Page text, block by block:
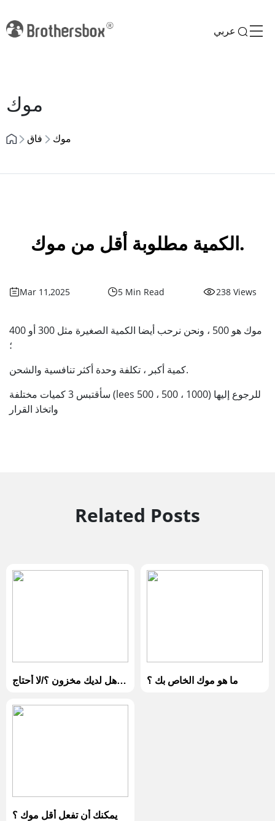
عربي
موك
فاق موك
الكمية مطلوبة أقل من موك.
Mar 11,2025 5 Min Read 238 Views
موك هو 500 ، ونحن نرحب أيضا الكمية الصغيرة مثل 300 أو 400
؛
كمية أكبر ، تكلفة وحدة أكثر تنافسية والشحن.
سأقتبس 3 كميات مختلفة (lees 500 ، 500 ، 1000) للرجوع إليها
واتخاذ القرار
Related Posts
هل لديك مخزون ؟/لا أحتاج
أرسل لي المنتج الحالي.
ما هو موك الخاص بك ؟
يمكنك أن تفعل أقل موك ؟